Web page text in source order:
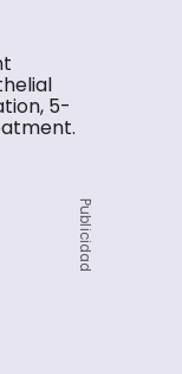
5-
Publicidad